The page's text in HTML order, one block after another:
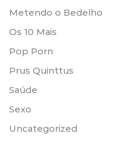
Metendo o Bedelho
Os 10 Mais
Pop Porn
Prus Quinttus
Saúde
Sexo
Uncategorized